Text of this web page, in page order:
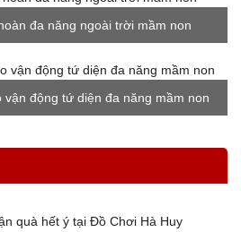
đa năng ngoài trời mầm non
vận động tứ diện đa năng mầm non
Xem thêm
quà hết ý tại Đồ Chơi Hà Huy